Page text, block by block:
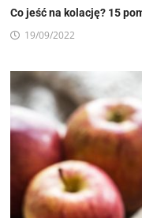
Co jeść na kolację? 15
19/09/2022